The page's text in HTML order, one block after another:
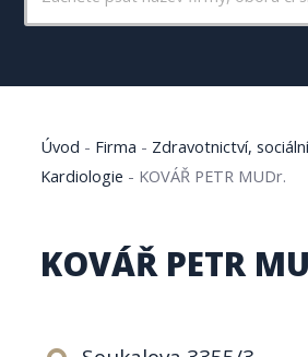
Úvod - Firma - Zdravotnictví,
Kardiologie - KOVÁŘ PETR MUDr.
KOVÁŘ PETR